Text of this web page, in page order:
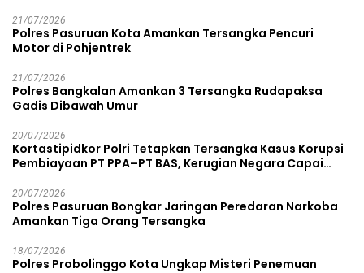
21/07/2026
Polres Pasuruan Kota Amankan Tersangka Pencuri
Motor di Pohjentrek
21/07/2026
Polres Bangkalan Amankan 3 Tersangka Rudapaksa
Gadis Dibawah Umur
20/07/2026
Kortastipidkor Polri Tetapkan Tersangka Kasus Korupsi
Pembiayaan PT PPA–PT BAS, Kerugian Negara Capai
20/07/2026
Polres Pasuruan Bongkar Jaringan Peredaran Narkoba
Amankan Tiga Orang Tersangka
18/07/2026
Polres Probolinggo Kota Ungkap Misteri Penemuan